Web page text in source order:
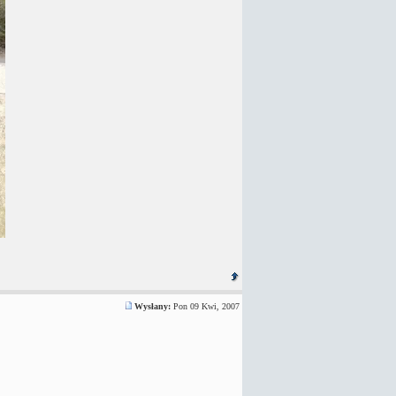
Wysłany:Pon 09 Kwi, 2007